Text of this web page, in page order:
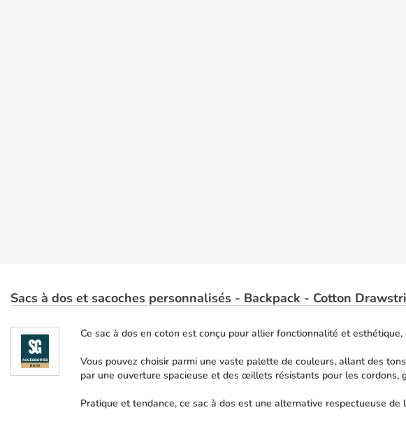
Sacs à dos et sacoches personnalisés - Backpack - Cotton
Ce sac à dos en coton est conçu pour allier fonctionnalité et
Vous pouvez choisir parmi une vaste palette de couleurs, allant des
par une ouverture spacieuse et des œillets résistants pour les cordons,
Pratique et tendance, ce sac à dos est une alternative respectueuse de